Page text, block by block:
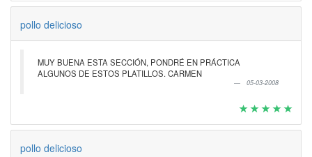
pollo delicioso
MUY BUENA ESTA SECCIÓN, PONDRÉ EN PRÁCTICA
ALGUNOS DE ESTOS PLATILLOS. CARMEN
05-03-2008
pollo delicioso